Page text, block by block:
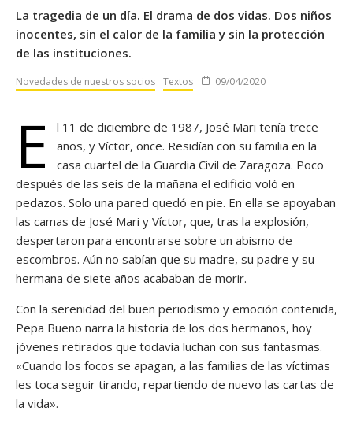
La tragedia de un día. El drama de dos vidas. Dos niños
inocentes, sin el calor de la familia y sin la protección
de las instituciones.
Novedades de nuestros socios Textos 09/04/2020
E
l 11 de diciembre de 1987, José Mari tenía trece
años, y Víctor, once. Residían con su familia en la
casa cuartel de la Guardia Civil de Zaragoza. Poco
después de las seis de la mañana el edificio voló en
pedazos. Solo una pared quedó en pie. En ella se apoyaban
las camas de José Mari y Víctor, que, tras la explosión,
despertaron para encontrarse sobre un abismo de
escombros. Aún no sabían que su madre, su padre y su
hermana de siete años acababan de morir.
Con la serenidad del buen periodismo y emoción contenida,
Pepa Bueno narra la historia de los dos hermanos, hoy
jóvenes retirados que todavía luchan con sus fantasmas.
«Cuando los focos se apagan, a las familias de las víctimas
les toca seguir tirando, repartiendo de nuevo las cartas de
la vida».